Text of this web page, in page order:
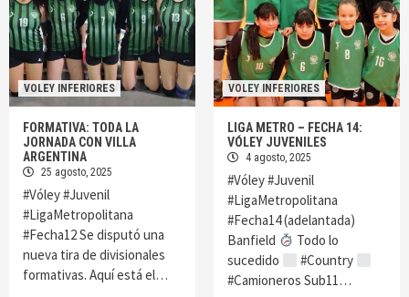
VOLEY INFERIORES
FORMATIVA: TODA LA
JORNADA CON VILLA
ARGENTINA
25 agosto, 2025
#Vóley #Juvenil
#LigaMetropolitana
#Fecha12 Se disputó una
nueva tira de divisionales
formativas. Aquí está el…
VOLEY INFERIORES
LIGA METRO – FECHA 14:
VÓLEY JUVENILES
4 agosto, 2025
#Vóley #Juvenil
#LigaMetropolitana
#Fecha14 (adelantada)
Banfield
Todo lo
sucedido
#Country
#Camioneros Sub11…